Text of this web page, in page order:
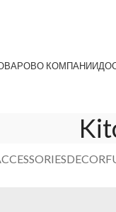
О КОМПАНИИ
DECOR